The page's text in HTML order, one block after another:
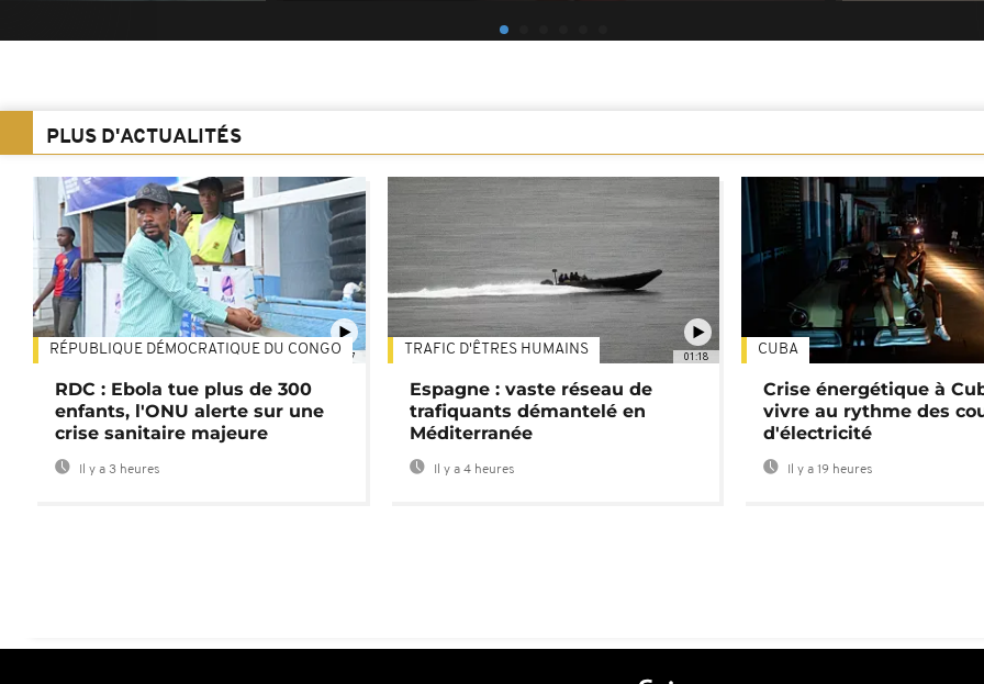
PLUS D'ACTUALITÉS
01:47
RÉPUBLIQUE DÉMOCRATIQUE DU CONGO
RDC : Ebola tue plus de 300
enfants, l'ONU alerte sur une
crise sanitaire majeure
Il y a 3 heures
01:18
TRAFIC D'ÊTRES HUMAINS
Espagne : vaste réseau de
trafiquants démantelé en
Méditerranée
Il y a 4 heures
CUBA
Crise énergétique à
vivre au rythme des
d'électricité
Il y a 19 heures